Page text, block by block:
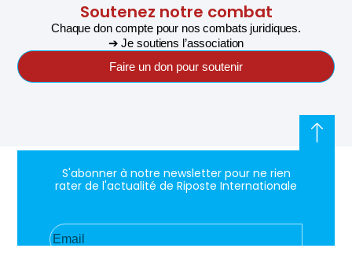
Soutenez notre combat
Chaque don compte pour nos combats juridiques.
➔ Je soutiens l’association
Faire un don pour soutenir
S'abonner à notre newsletter pour ne rien
rater de l'actualité de Riposte Internationale